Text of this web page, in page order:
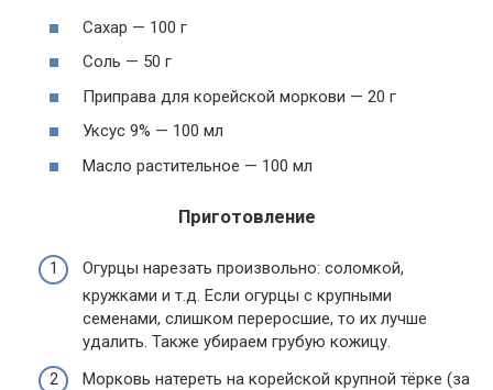
Сахар — 100 г
Соль — 50 г
Приправа для корейской моркови — 20 г
Уксус 9% — 100 мл
Масло растительное — 100 мл
Приготовление
Огурцы нарезать произвольно: соломкой,
кружками и т.д. Если огурцы с крупными
семенами, слишком переросшие, то их лучше
удалить. Также убираем грубую кожицу.
Морковь натереть на корейской крупной тёрке (за